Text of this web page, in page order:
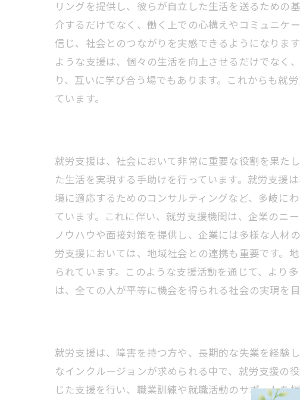
リングを提供し、彼らが自立した生活を送るための
介するだけでなく、働く上での心構えやコミュニケ
信じ、社会とのつながりを実感できるようになりま
ような支援は、個々の生活を向上させるだけでなく
り、互いに学び合う場でもあります。これからも就
ています。
就労支援は、社会において非常に重要な役割を果た
た生活を実現する手助けを行っています。就労支援
境に適応するためのコンサルティングなど、多岐に
ています。これに伴い、就労支援機関は、企業のニ
ノウハウや面接対策を提供し、企業には多様な人材
労支援においては、地域社会との連携も重要です。
られています。このような支援活動を通じて、より
は、全ての人が平等に機会を得られる社会の実現を
就労支援は、障害を持つ方や、長期的な失業を経験
なインクルージョンが求められる中で、就労支援の
じた支援を行い、職業訓練や就職活動のサポートを